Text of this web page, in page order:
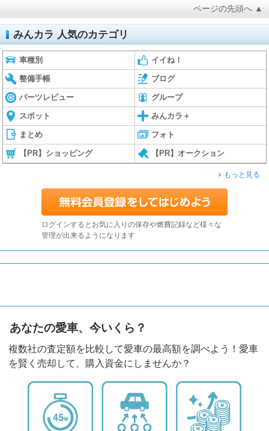
ページの先頭へ ▲
みんカラ 人気のカテゴリ
車種別 イイね！
整備手帳 ブログ
パーツレビュー グループ
スポット みんカラ＋
まとめ フォト
【PR】ショッピング 【PR】オークション
もっと見る
ログインするとお気に入りの保存や燃費記録など様々な
管理が出来るようになります
あなたの愛車、今いくら？
複数社の査定額を比較して愛車の最高額を調べよう！愛車
を賢く売却して、購入資金にしませんか？